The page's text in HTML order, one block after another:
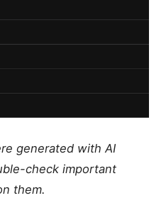
generated with AI
check important
them.